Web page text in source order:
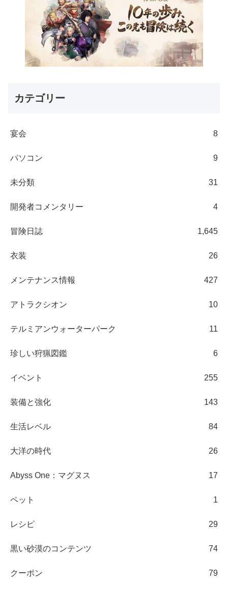
カテゴリー
宴会 8
パソコン 9
未分類 31
開発者コメンタリー 4
冒険日誌 1,645
衣装 26
メンテナンス情報 427
アトラクシオン 10
テルミアンウォーターパーク 11
珍しい狩猟図鑑 6
イベント 255
装備と強化 143
生活レベル 84
大洋の時代 26
Abyss One：マグヌス 17
ペット 1
レシピ 29
黒い砂漠のコンテンツ 74
クーポン 79